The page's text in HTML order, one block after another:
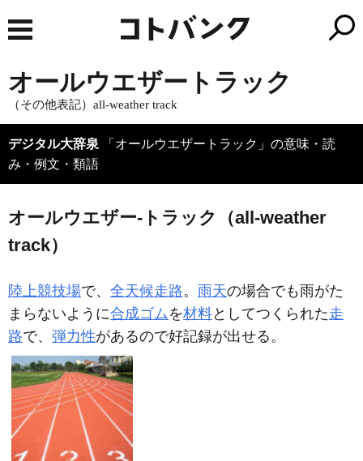
オールウエザートラック
（その他表記）all-weather track
デジタル大辞泉 「オールウエザートラック」の意味・読
み・例文・類語
オールウエザー‐トラック（all-weather
track）
陸上競技場で、 全天候走路。 雨天の場合でも雨がた
まらないように合成ゴムを材料としてつくられた走
路で、 弾力性があるので好記録が出せる。